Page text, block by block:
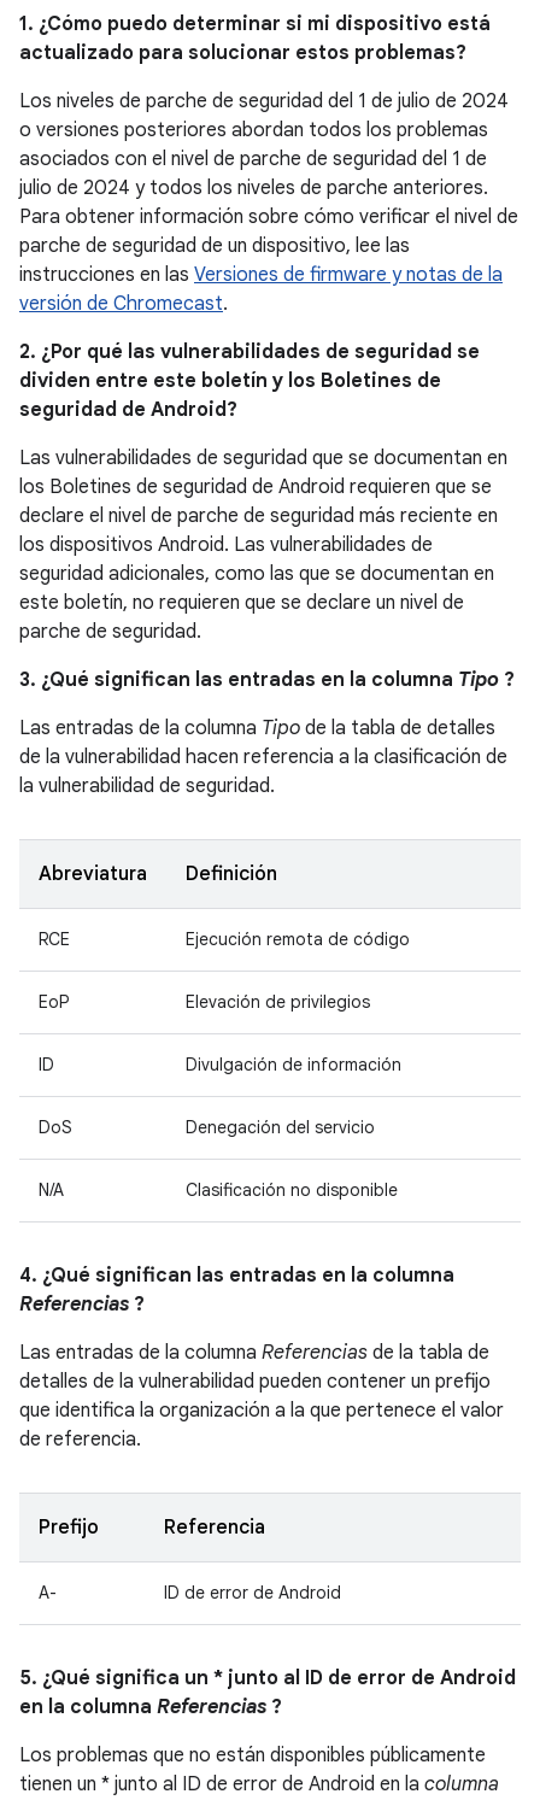
1. ¿Cómo puedo determinar si mi dispositivo está
actualizado para solucionar estos problemas?
Los niveles de parche de seguridad del 1 de julio de 2024
o versiones posteriores abordan todos los problemas
asociados con el nivel de parche de seguridad del 1 de
julio de 2024 y todos los niveles de parche anteriores.
Para obtener información sobre cómo verificar el nivel de
parche de seguridad de un dispositivo, lee las
instrucciones en las Versiones de firmware y notas de la
versión de Chromecast.
2. ¿Por qué las vulnerabilidades de seguridad se
dividen entre este boletín y los Boletines de
seguridad de Android?
Las vulnerabilidades de seguridad que se documentan en
los Boletines de seguridad de Android requieren que se
declare el nivel de parche de seguridad más reciente en
los dispositivos Android. Las vulnerabilidades de
seguridad adicionales, como las que se documentan en
este boletín, no requieren que se declare un nivel de
parche de seguridad.
3. ¿Qué significan las entradas en la columna Tipo ?
Las entradas de la columna Tipo de la tabla de detalles
de la vulnerabilidad hacen referencia a la clasificación de
la vulnerabilidad de seguridad.
Abreviatura Definición
RCE Ejecución remota de código
EoP Elevación de privilegios
ID Divulgación de información
DoS Denegación del servicio
N/A Clasificación no disponible
4. ¿Qué significan las entradas en la columna
Referencias ?
Las entradas de la columna Referencias de la tabla de
detalles de la vulnerabilidad pueden contener un prefijo
que identifica la organización a la que pertenece el valor
de referencia.
Prefijo Referencia
A- ID de error de Android
5. ¿Qué significa un * junto al ID de error de Android
en la columna Referencias ?
Los problemas que no están disponibles públicamente
tienen un * junto al ID de error de Android en la columna